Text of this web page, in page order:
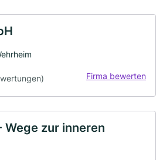
Firma bewerten
zur inneren